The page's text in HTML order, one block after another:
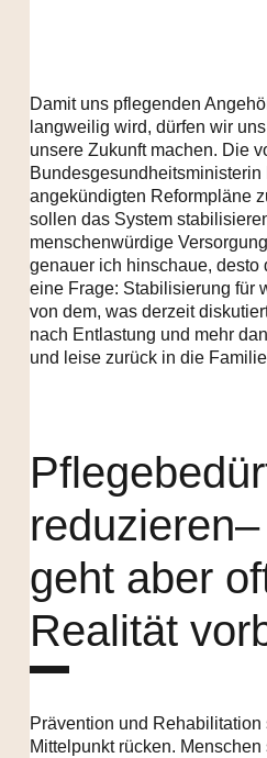
Damit uns pflegenden
langweilig wird, dürfen wir
unsere Zukunft machen. Die
Bundesgesundheitsministerin
angekündigten Reformpläne
sollen das System
menschenwürdige
genauer ich hinschaue, desto
eine Frage: Stabilisierung für
von dem, was derzeit
nach Entlastung und mehr
und leise zurück in die
geht aber
Realität
Prävention und
Mittelpunkt rücken.